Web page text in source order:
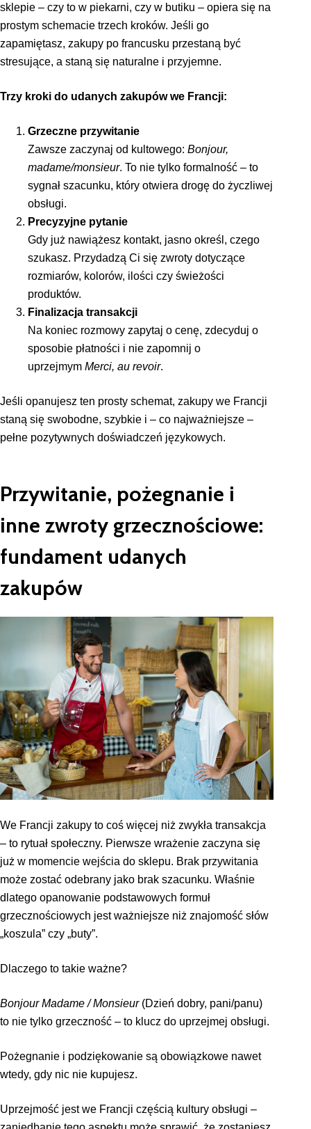
sklepie – czy to w piekarni, czy w butiku – opiera się na
prostym schemacie trzech kroków. Jeśli go
zapamiętasz, zakupy po francusku przestaną być
stresujące, a staną się naturalne i przyjemne.
Trzy kroki do udanych zakupów we Francji:
Grzeczne przywitanie
Zawsze zaczynaj od kultowego: Bonjour,
madame/monsieur. To nie tylko formalność – to
sygnał szacunku, który otwiera drogę do życzliwej
obsługi.
Precyzyjne pytanie
Gdy już nawiążesz kontakt, jasno określ, czego
szukasz. Przydadzą Ci się zwroty dotyczące
rozmiarów, kolorów, ilości czy świeżości
produktów.
Finalizacja transakcji
Na koniec rozmowy zapytaj o cenę, zdecyduj o
sposobie płatności i nie zapomnij o
uprzejmym Merci, au revoir.
Jeśli opanujesz ten prosty schemat, zakupy we Francji
staną się swobodne, szybkie i – co najważniejsze –
pełne pozytywnych doświadczeń językowych.
Przywitanie, pożegnanie i
inne zwroty grzecznościowe:
fundament udanych
zakupów
We Francji zakupy to coś więcej niż zwykła transakcja
– to rytuał społeczny. Pierwsze wrażenie zaczyna się
już w momencie wejścia do sklepu. Brak przywitania
może zostać odebrany jako brak szacunku. Właśnie
dlatego opanowanie podstawowych formuł
grzecznościowych jest ważniejsze niż znajomość słów
„koszula” czy „buty”.
Dlaczego to takie ważne?
Bonjour Madame / Monsieur (Dzień dobry, pani/panu)
to nie tylko grzeczność – to klucz do uprzejmej obsługi.
Pożegnanie i podziękowanie są obowiązkowe nawet
wtedy, gdy nic nie kupujesz.
Uprzejmość jest we Francji częścią kultury obsługi –